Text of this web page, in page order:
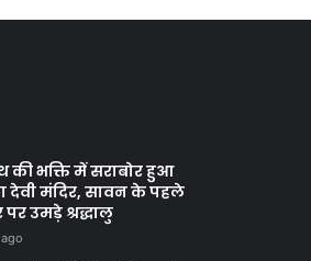
की भक्ति में सराबोर हुआ
देवी मंदिर, सावन के पहले
पर उमड़े श्रद्धालु